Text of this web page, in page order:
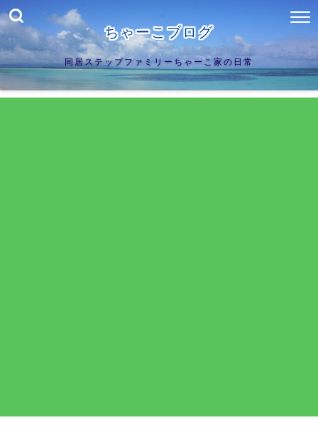
ちゃーこブログ
同居ステップファミリーちゃーこ家の日常